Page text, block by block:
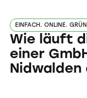
EINFACH. ONLINE.
Wie läuft
einer
Nidwalden